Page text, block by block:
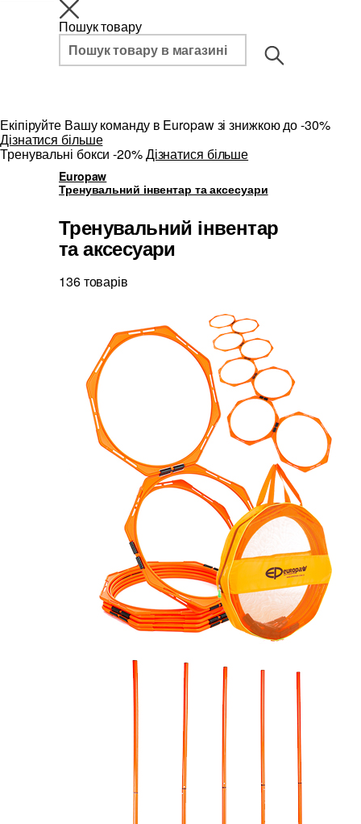
Пошук товару
Екіпіруйте Вашу команду в Europaw зі знижкою до -30%
Дізнатися більше
Тренувальні бокси -20%Дізнатися більше
Europaw
Тренувальний інвентар та аксесуари
Тренувальний інвентар
та аксесуари
136 товарів